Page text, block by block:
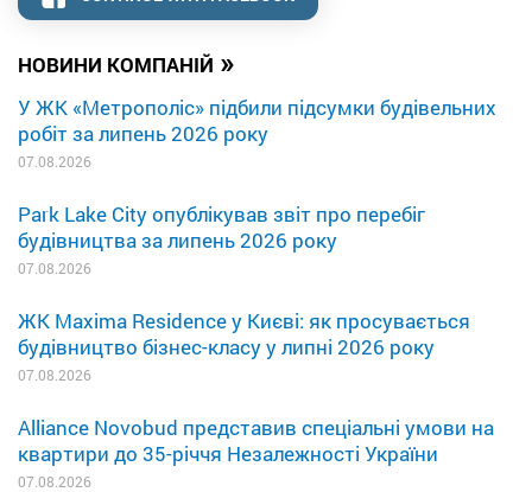
НОВИНИ КОМПАНІЙ »
У ЖК «Метрополіс» підбили підсумки будівельних
робіт за липень 2026 року
07.08.2026
Park Lake City опублікував звіт про перебіг
будівництва за липень 2026 року
07.08.2026
ЖК Maxima Residence у Києві: як просувається
будівництво бізнес-класу у липні 2026 року
07.08.2026
Alliance Novobud представив спеціальні умови на
квартири до 35-річчя Незалежності України
07.08.2026